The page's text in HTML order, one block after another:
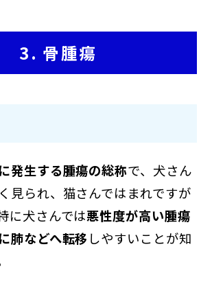
3. 骨腫瘍
発生する腫瘍の総称で、犬さん
見られ、猫さんではまれですが
に犬さんでは悪性度が高い腫瘍
肺などへ転移 しやすいことが知